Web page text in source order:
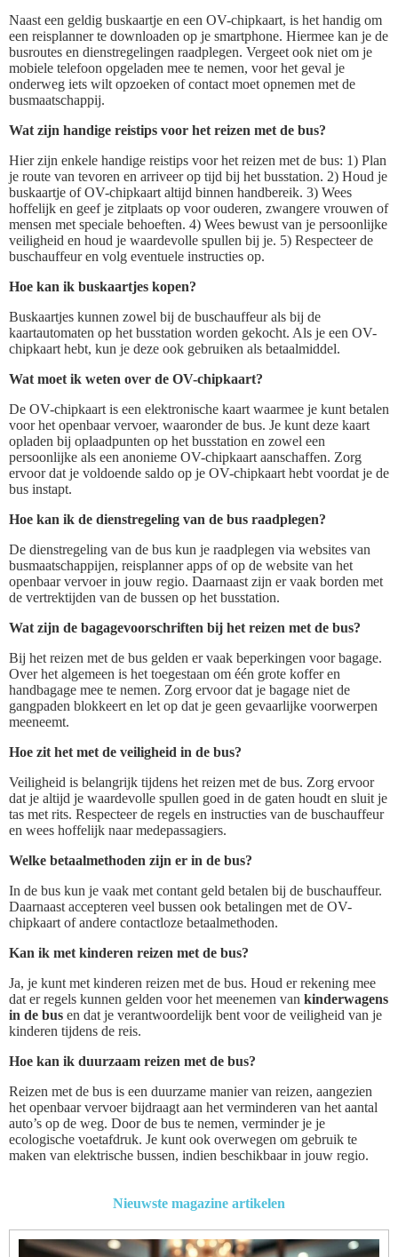
Naast een geldig buskaartje en een OV-chipkaart, is het handig om
een reisplanner te downloaden op je smartphone. Hiermee kan je de
busroutes en dienstregelingen raadplegen. Vergeet ook niet om je
mobiele telefoon opgeladen mee te nemen, voor het geval je
onderweg iets wilt opzoeken of contact moet opnemen met de
busmaatschappij.
Wat zijn handige reistips voor het reizen met de bus?
Hier zijn enkele handige reistips voor het reizen met de bus: 1) Plan
je route van tevoren en arriveer op tijd bij het busstation. 2) Houd je
buskaartje of OV-chipkaart altijd binnen handbereik. 3) Wees
hoffelijk en geef je zitplaats op voor ouderen, zwangere vrouwen of
mensen met speciale behoeften. 4) Wees bewust van je persoonlijke
veiligheid en houd je waardevolle spullen bij je. 5) Respecteer de
buschauffeur en volg eventuele instructies op.
Hoe kan ik buskaartjes kopen?
Buskaartjes kunnen zowel bij de buschauffeur als bij de
kaartautomaten op het busstation worden gekocht. Als je een OV-
chipkaart hebt, kun je deze ook gebruiken als betaalmiddel.
Wat moet ik weten over de OV-chipkaart?
De OV-chipkaart is een elektronische kaart waarmee je kunt betalen
voor het openbaar vervoer, waaronder de bus. Je kunt deze kaart
opladen bij oplaadpunten op het busstation en zowel een
persoonlijke als een anonieme OV-chipkaart aanschaffen. Zorg
ervoor dat je voldoende saldo op je OV-chipkaart hebt voordat je de
bus instapt.
Hoe kan ik de dienstregeling van de bus raadplegen?
De dienstregeling van de bus kun je raadplegen via websites van
busmaatschappijen, reisplanner apps of op de website van het
openbaar vervoer in jouw regio. Daarnaast zijn er vaak borden met
de vertrektijden van de bussen op het busstation.
Wat zijn de bagagevoorschriften bij het reizen met de bus?
Bij het reizen met de bus gelden er vaak beperkingen voor bagage.
Over het algemeen is het toegestaan om één grote koffer en
handbagage mee te nemen. Zorg ervoor dat je bagage niet de
gangpaden blokkeert en let op dat je geen gevaarlijke voorwerpen
meeneemt.
Hoe zit het met de veiligheid in de bus?
Veiligheid is belangrijk tijdens het reizen met de bus. Zorg ervoor
dat je altijd je waardevolle spullen goed in de gaten houdt en sluit je
tas met rits. Respecteer de regels en instructies van de buschauffeur
en wees hoffelijk naar medepassagiers.
Welke betaalmethoden zijn er in de bus?
In de bus kun je vaak met contant geld betalen bij de buschauffeur.
Daarnaast accepteren veel bussen ook betalingen met de OV-
chipkaart of andere contactloze betaalmethoden.
Kan ik met kinderen reizen met de bus?
Ja, je kunt met kinderen reizen met de bus. Houd er rekening mee
dat er regels kunnen gelden voor het meenemen van kinderwagens
in de bus en dat je verantwoordelijk bent voor de veiligheid van je
kinderen tijdens de reis.
Hoe kan ik duurzaam reizen met de bus?
Reizen met de bus is een duurzame manier van reizen, aangezien
het openbaar vervoer bijdraagt aan het verminderen van het aantal
auto’s op de weg. Door de bus te nemen, verminder je je
ecologische voetafdruk. Je kunt ook overwegen om gebruik te
maken van elektrische bussen, indien beschikbaar in jouw regio.
Nieuwste magazine artikelen